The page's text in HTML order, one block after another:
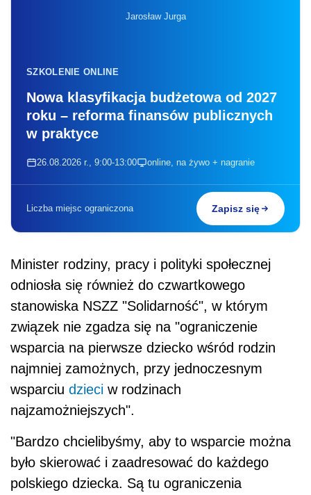
Jarosław Jurga
SZKOLENIE ONLINE
Nowa klasyfikacja budżetowa od 2027
roku – reforma finansów publicznych
w praktyce
26.08.2026 r., 9:00-13:00 online, na żywo + nagranie
Liczba miejsc ograniczona Zapisz się
Minister rodziny, pracy i polityki społecznej
odniosła się również do czwartkowego
stanowiska NSZZ "Solidarność", w którym
związek nie zgadza się na "ograniczenie
wsparcia na pierwsze dziecko wśród rodzin
najmniej zamożnych, przy jednoczesnym
wsparciu dzieci w rodzinach
najzamożniejszych".
"Bardzo chcielibyśmy, aby to wsparcie można
było skierować i zaadresować do każdego
polskiego dziecka. Są tu ograniczenia